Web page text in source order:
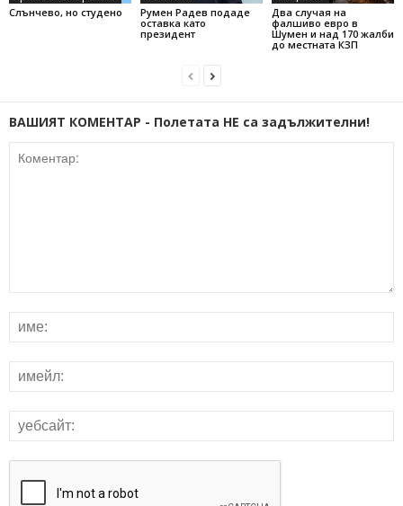
Слънчево, но студено
Румен Радев подаде
оставка като
президент
Два случая на
фалшиво евро в
Шумен и над 170 жалби
до местната КЗП
ВАШИЯТ КОМЕНТАР - Полетата НЕ са задължителни!